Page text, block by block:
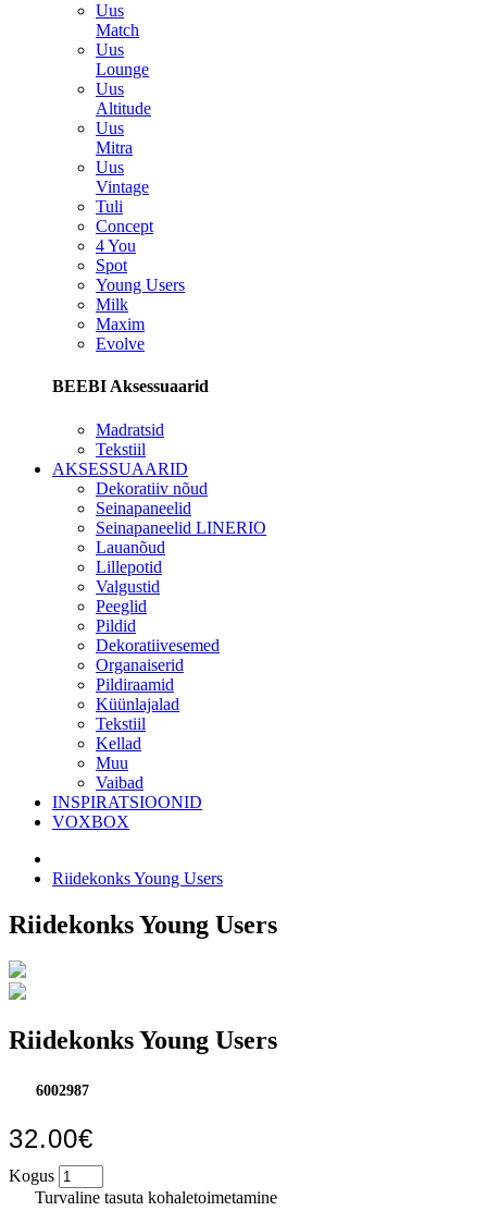
Uus
Match
Uus
Lounge
Uus
Altitude
Uus
Mitra
Uus
Vintage
Tuli
Concept
4 You
Spot
Young Users
Milk
Maxim
Evolve
BEEBI Aksessuaarid
Madratsid
Tekstiil
AKSESSUAARID
Dekoratiiv nõud
Seinapaneelid
Seinapaneelid LINERIO
Lauanõud
Lillepotid
Valgustid
Peeglid
Pildid
Dekoratiivesemed
Organaiserid
Pildiraamid
Küünlajalad
Tekstiil
Kellad
Muu
Vaibad
INSPIRATSIOONID
VOXBOX
Riidekonks Young Users
Riidekonks Young Users
Riidekonks Young Users
6002987
32.00€
Kogus
Turvaline tasuta kohaletoimetamine